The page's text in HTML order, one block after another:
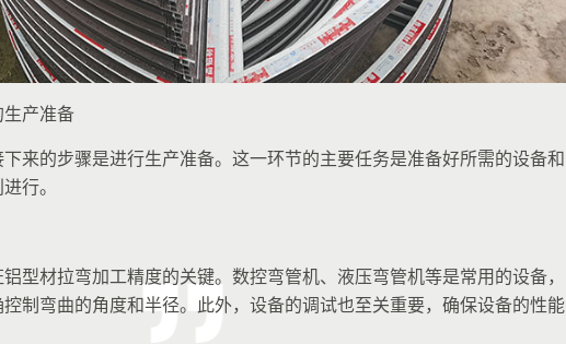
产准备
来的步骤是进行生产准备。这一环节的主要任务是准备好所需的设备和
行。
型材拉弯加工精度的关键。数控弯管机、液压弯管机等是常用的设备，
制弯曲的角度和半径。此外，设备的调试也至关重要，确保设备的性能